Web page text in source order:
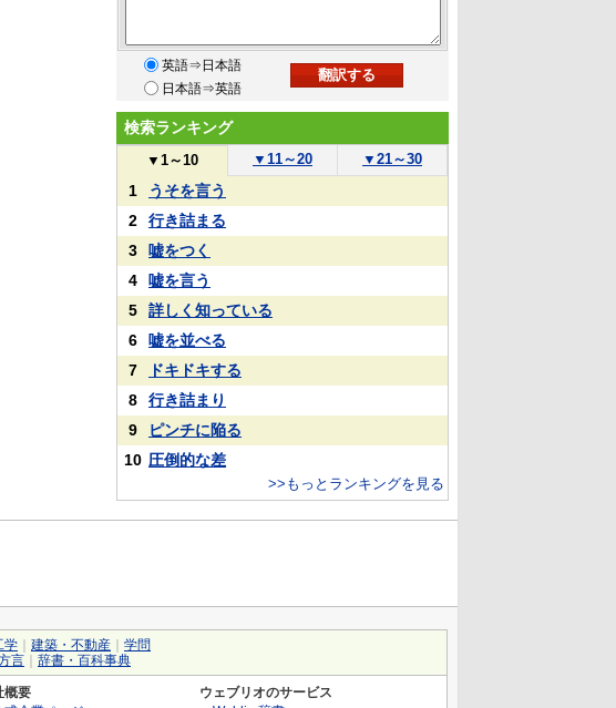
英語⇒日本語
日本語⇒英語
検索ランキング
▼ 1～10 ▼ 11～20 ▼ 21～30
1
うそを言う
2
行き詰まる
3
嘘をつく
4
嘘を言う
5
詳しく知っている
6
嘘を並べる
7
ドキドキする
8
行き詰まり
9
ピンチに陥る
10 圧倒的な差
>>もっとランキングを見る
学 建築・不動産
学問
言 辞書・百科事典
概要
ウェブリオのサービス